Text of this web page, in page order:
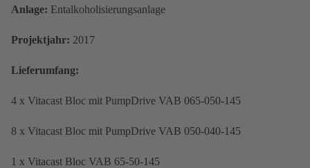
Anlage: Entalkoholisierungsanlage
Projektjahr: 2017
Lieferumfang:
4 x Vitacast Bloc mit PumpDrive VAB 065-050-145
8 x Vitacast Bloc mit PumpDrive VAB 050-040-145
1 x Vitacast Bloc VAB 65-50-145